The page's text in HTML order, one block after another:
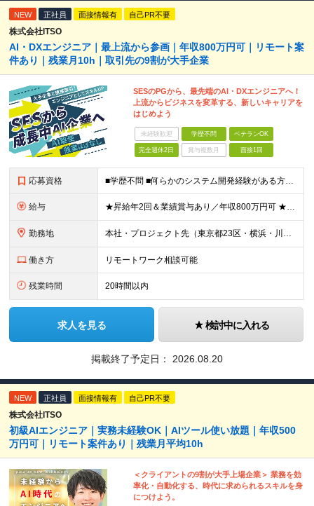
NEW 正社員 面接情報有 自己PR不要
株式会社ITSO
AI・DXエンジニア｜最上流から参画｜年収800万円可｜リモート案
件あり｜残業月10h｜取引先の9割が大手企業
SESのPGから、最先端のAI・DXエンジニアへ！
上流からビジネスを変革する、新しいキャリアを
はじめよう
未経験歓迎 学歴不問 ベテランOK
完全週休2日 賞与複数月 面接1回
応募資格 ■学歴不問 ■何らかのシステム開発経験がある方（言語不問） ※プログラミング経験1年～程度の経験が浅い方も歓迎します！ ≪以下のような方を歓迎します≫ ■長期プロジェクトで、クライアントの課題解決に
給与 ★昇給年2回＆業績賞与あり／年収800万円可 ★前職給与を考慮 ★ストックオプション付与あり（IPO間近） ★昇給制度あり ┗入社6カ月後に3％以上の昇給があります。その後、業績に合わせて適宜、昇給し
勤務地 本社・プロジェクト先（東京都23区・横浜・川崎・千葉・埼玉が中心）いずれかでの勤務となります（常駐は全体の1割程度！） 《本社》東京都港区虎ノ門3-5-1 虎ノ門37森ビル12F ※(変更の範囲)
働き方 リモートワーク相談可能
残業時間 20時間以内
求人を見る 検討中に入れる
掲載終了予定日： 2026.08.20
NEW 正社員 面接情報有 自己PR不要
株式会社ITSO
初級AIエンジニア｜実務未経験OK｜AIツール使い放題｜年収500
万円可｜リモート案件あり｜残業月平均10h
＜クライアントの9割が大手上場企業＞ 業務を効
率化・自動化する、時代に求められるスキルを身
につけよう。